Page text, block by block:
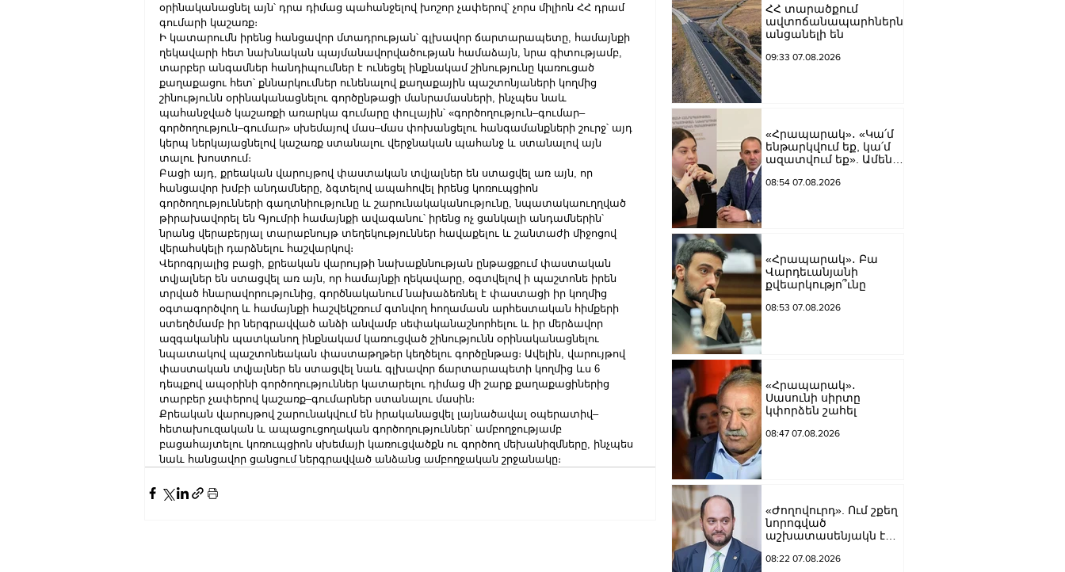
օրինականացնել այն՝ դրա դիմաց պահանջելով խոշոր չափերով՝ չորս միլիոն ՀՀ դրամ
գումարի կաշառք։
Ի կատարումն իրենց հանցավոր մտադրության՝ գլխավոր ճարտարապետը, համայնքի
ղեկավարի հետ նախնական պայմանավորվածության համաձայն, նրա գիտությամբ,
տարբեր անգամներ հանդիպումներ է ունեցել ինքնակամ շինությունը կառուցած
քաղաքացու հետ՝ քննարկումներ ունենալով քաղաքային պաշտոնյաների կողմից
շինությունն օրինականացնելու գործընթացի մանրամասների, ինչպես նաև
պահանջված կաշառքի առարկա գումարը փուլային՝ «գործողություն–գումար–
գործողություն–գումար» սխեմայով մաս–մաս փոխանցելու հանգամանքների շուրջ՝ այդ
կերպ ներկայացնելով կաշառք ստանալու վերջնական պահանջ և ստանալով այն
տալու խոստում։
Բացի այդ, քրեական վարույթով փաստական տվյալներ են ստացվել առ այն, որ
հանցավոր խմբի անդամները, ձգտելով ապահովել իրենց կոռուպցիոն
գործողությունների գաղտնիությունը և շարունակականությունը, նպատակաուղղված
թիրախավորել են Գյումրի համայնքի ավագանու՝ իրենց ոչ ցանկալի անդամներին՝
նրանց վերաբերյալ տարաբնույթ տեղեկություններ հավաքելու և շանտաժի միջոցով
վերահսկելի դարձնելու հաշվարկով։
Վերոգրյալից բացի, քրեական վարույթի նախաքննության ընթացքում փաստական
տվյալներ են ստացվել առ այն, որ համայնքի ղեկավարը, օգտվելով ի պաշտոնե իրեն
տրված հնարավորությունից, գործնականում նախաձեռնել է փաստացի իր կողմից
օգտագործվող և համայնքի հաշվեկշռում գտնվող հողամասն արհեստական հիմքերի
ստեղծմամբ իր ներգրավված անձի անվամբ սեփականաշնորհելու և իր մերձավոր
ազգականին պատկանող ինքնակամ կառուցված շինությունն օրինականացնելու
նպատակով պաշտոնեական փաստաթղթեր կեղծելու գործընթաց։ Ավելին, վարույթով
փաստական տվյալներ են ստացվել նաև գլխավոր ճարտարապետի կողմից ևս 6
դեպքով ապօրինի գործողություններ կատարելու դիմաց մի շարք քաղաքացիներից
տարբեր չափերով կաշառք–գումարներ ստանալու մասին։
Քրեական վարույթով շարունակվում են իրականացվել լայնածավալ օպերատիվ–
հետախուզական և ապացուցողական գործողություններ՝ ամբողջությամբ
բացահայտելու կոռուպցիոն սխեմայի կառուցվածքն ու գործող մեխանիզմները, ինչպես
նաև հանցավոր ցանցում ներգրավված անձանց ամբողջական շրջանակը։
ՀՀ տարածքում
ավտոճանապարհներն
անցանելի են
09:33 07.08.2026
«Հրապարակ»․ «Կա՛մ
ենթարկվում եք, կա՛մ
ազատվում եք». Ամեն
«ցար ի բոգ է» իրեն
08:54 07.08.2026
«Հրապարակ»․ Բա
Վարդեւանյանի
քվեարկությո՞ւնը
08:53 07.08.2026
«Հրապարակ»․
Սասունի սիրտը
կփորձեն շահել
08:47 07.08.2026
«Ժողովուրդ». Ում շքեղ
նորոգված
աշխատասենյակն է
Հարությունյանին
08:22 07.08.2026